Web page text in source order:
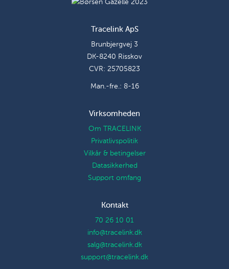
Tracelink ApS
Brunbjergvej 3
DK-8240 Risskov
CVR: 25705823
Man.-fre.: 8-16
Virksomheden
Om TRACELINK
Privatlivspolitik
Vilkår & betingelser
Datasikkerhed
Support omfang
Kontakt
70 26 10 01
info@tracelink.dk
salg@tracelink.dk
support@tracelink.dk